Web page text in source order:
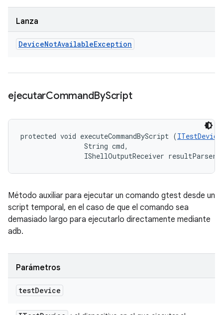
Lanza
DeviceNotAvailableException
ejecutarCommandByScript
protected void executeCommandByScript (ITestDevice
                String cmd,
                IShellOutputReceiver resultParser)
Método auxiliar para ejecutar un comando gtest desde un
script temporal, en el caso de que el comando sea
demasiado largo para ejecutarlo directamente mediante
adb.
Parámetros
testDevice